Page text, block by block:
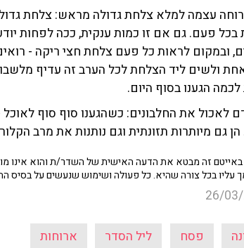
עצמה למלא צלחת גדולה מראש: צלחת
בכל פעם. גם אם זו כמות ענקית, ככה לפחות
ובמקום לראות כל פעם צלחת חצי ריקה -
ולשים ליד הצלחת לכל הערב זה עדיף
הגענו בסוף היום.
לאכול את החלבונים: כשהגענו סוף סוף
גם מיותרות תזונתית וגם נותנות את מרב
זה מבטא את הדעה האישית של השדר/ת והוא אינו
עליו בכל צורה שהיא. כל פעולה ושימוש שנעשים על בסיס
26/
פסח ליל הסדר ארוחות